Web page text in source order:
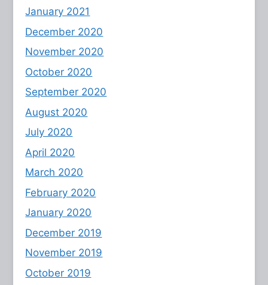
January 2021
December 2020
November 2020
October 2020
September 2020
August 2020
July 2020
April 2020
March 2020
February 2020
January 2020
December 2019
November 2019
October 2019